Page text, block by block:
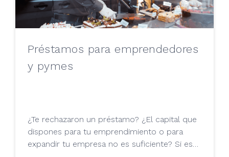
Préstamos para emprendedores
y pymes
¿Te rechazaron un préstamo? ¿El capital que
dispones para tu emprendimiento o para
expandir tu empresa no es suficiente? Si es